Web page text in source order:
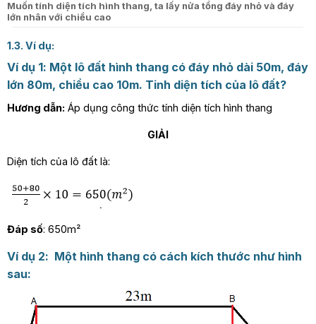
Muốn tính diện tích hình thang, ta lấy nửa tổng đáy nhỏ và đáy
lớn nhân với chiều cao
1.3. Ví dụ:
Ví dụ 1: Một lô đất hình thang có đáy nhỏ dài 50m, đáy
lớn 80m, chiều cao 10m. Tinh diện tích của lô đất?
Hương dẫn: Áp dụng công thức tính diện tích hình thang
GIẢI
Diện tích của lô đất là:
Đáp số: 650m²
Ví dụ 2: Một hình thang có cách kích thước như hình
sau: